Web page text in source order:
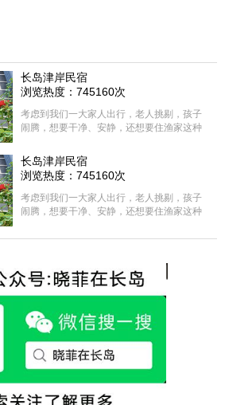
长岛津岸民宿
浏览热度：745160次
考虑到我们一大家人出行，老人挑剔，孩子
闹腾，想要干净、安静，还想要住渔家这种
选择津岸民宿，实际体验客房很干净，饭菜
方面家里老人也很满意，整体饭菜给搭配的
很好，每顿饭也不重样的，海鲜确实是非常
的新鲜呢，另外值得一提的是，他家的海菜
包子非常好吃。 其实长岛可选的酒店、民宿
各不相同，可以根据自己的喜好选择。非常
热情，能根据我提出的需求来安排房间，这
点很好。
长岛津岸民宿
浏览热度：745160次
考虑到我们一大家人出行，老人挑剔，孩子
闹腾，想要干净、安静，还想要住渔家这种
选择津岸民宿，实际体验客房很干净，饭菜
很好，每顿饭也不重样的，海鲜确实是非常
的新鲜呢，另外值得一提的是，他家的海菜
包子非常好吃。 其实长岛可选的酒店、民宿
各不相同，可以根据自己的喜好选择。非常
推荐津岸民宿，关键是老板娘晓菲很细心、
热情，能根据我提出的需求来安排房间，这
点很好。